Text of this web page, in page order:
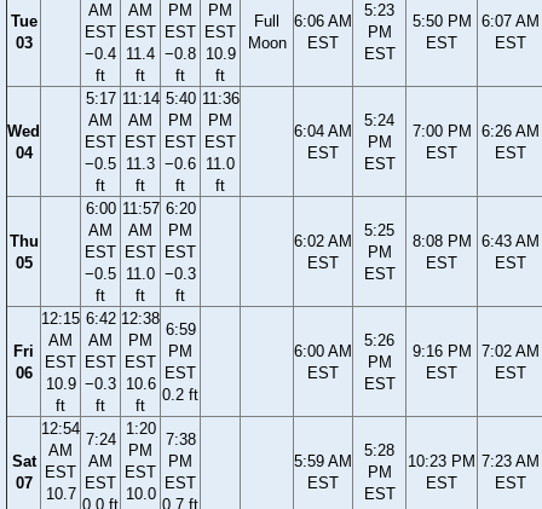
Tue
03
AM
EST
−0.4
ft
AM
EST
11.4
ft
PM
EST
−0.8
ft
PM
EST
10.9
ft
Full
Moon
6:06 AM
EST
5:23
PM
EST
5:50 PM
EST
6:07 AM
EST
Wed
04
5:17
AM
EST
−0.5
ft
11:14
AM
EST
11.3
ft
5:40
PM
EST
−0.6
ft
11:36
PM
EST
11.0
ft
6:04 AM
EST
5:24
PM
EST
7:00 PM
EST
6:26 AM
EST
Thu
05
6:00
AM
EST
−0.5
ft
11:57
AM
EST
11.0
ft
6:20
PM
EST
−0.3
ft
6:02 AM
EST
5:25
PM
EST
8:08 PM
EST
6:43 AM
EST
Fri
06
12:15
AM
EST
10.9
ft
6:42
AM
EST
−0.3
ft
12:38
PM
EST
10.6
ft
6:59
PM
EST
0.2 ft
6:00 AM
EST
5:26
PM
EST
9:16 PM
EST
7:02 AM
EST
Sat
07
12:54
AM
EST
10.7
7:24
AM
EST
0.0 ft
1:20
PM
EST
10.0
7:38
PM
EST
0.7 ft
5:59 AM
EST
5:28
PM
EST
10:23 PM
EST
7:23 AM
EST